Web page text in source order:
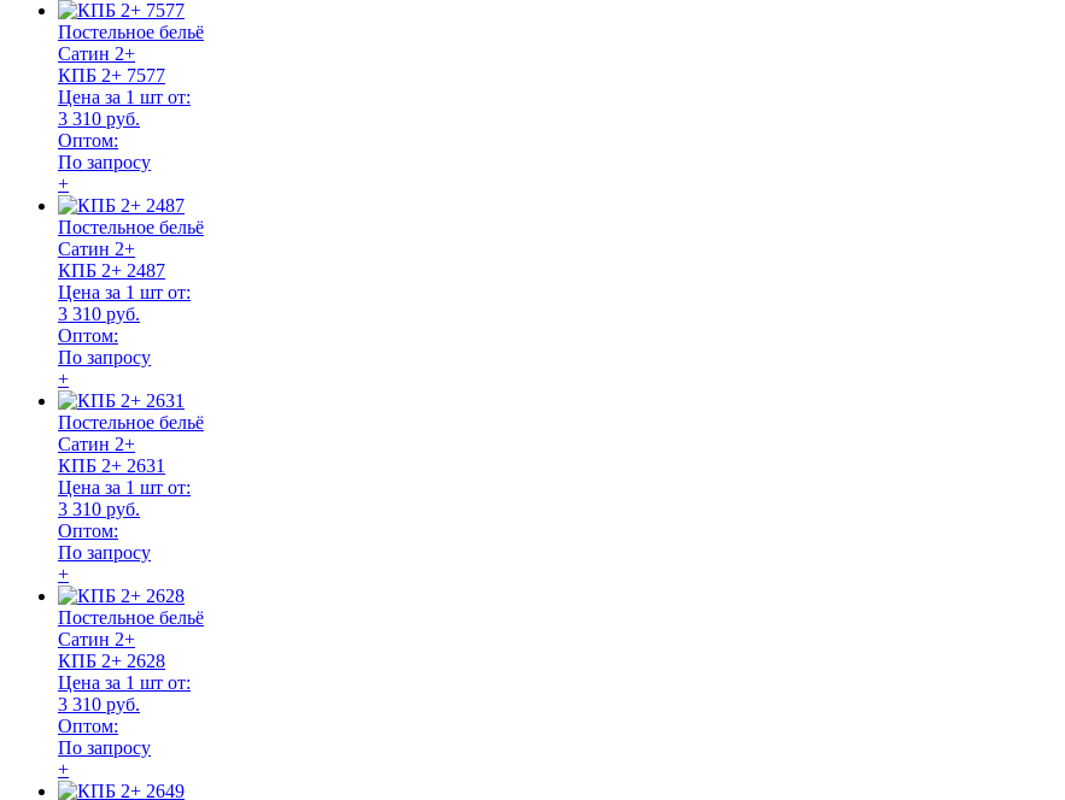
Постельное бельё
Сатин 2+
КПБ 2+ 7577
Цена за 1 шт от:
3 310 руб.
Оптом:
По запросу
+
Постельное бельё
Сатин 2+
КПБ 2+ 2487
Цена за 1 шт от:
3 310 руб.
Оптом:
По запросу
+
Постельное бельё
Сатин 2+
КПБ 2+ 2631
Цена за 1 шт от:
3 310 руб.
Оптом:
По запросу
+
Постельное бельё
Сатин 2+
КПБ 2+ 2628
Цена за 1 шт от:
3 310 руб.
Оптом:
По запросу
+